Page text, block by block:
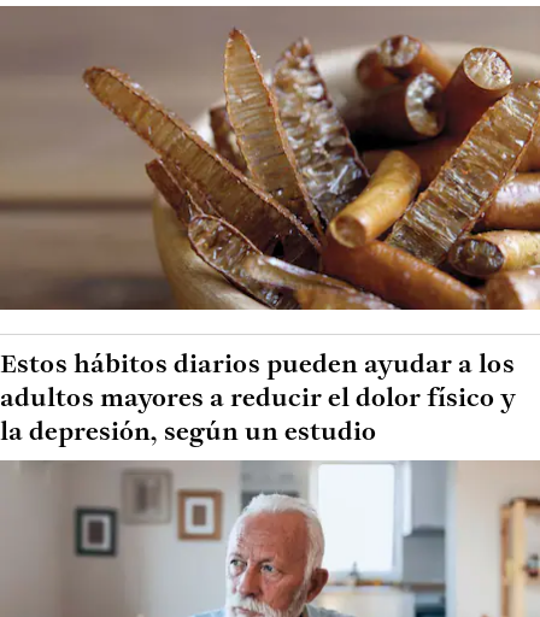
Estos hábitos diarios pueden ayudar a los
adultos mayores a reducir el dolor físico y
la depresión, según un estudio